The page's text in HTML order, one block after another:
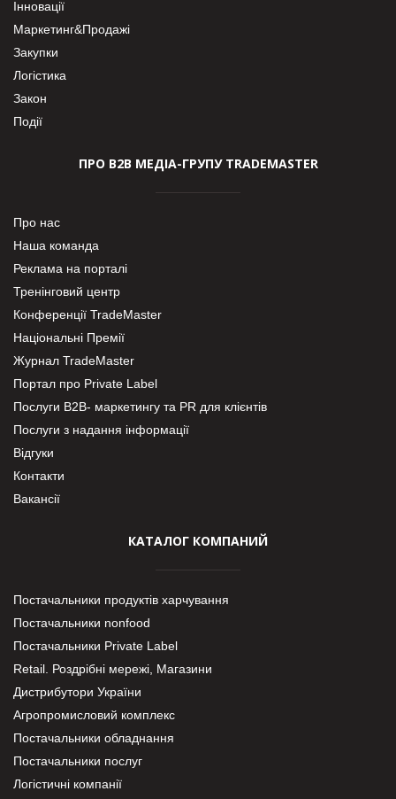
Інновації
Маркетинг&Продажі
Закупки
Логістика
Закон
Події
ПРО В2В МЕДІА-ГРУПУ TRADEMASTER
Про нас
Наша команда
Реклама на порталі
Тренінговий центр
Конференції TradeMaster
Національні Премії
Журнал TradeMaster
Портал про Private Label
Послуги В2В- маркетингу та PR для клієнтів
Послуги з надання інформації
Відгуки
Контакти
Вакансії
КАТАЛОГ КОМПАНИЙ
Постачальники продуктів харчування
Постачальники nonfood
Постачальники Private Label
Retail. Роздрібні мережі, Магазини
Дистрибутори України
Агропромисловий комплекс
Постачальники обладнання
Постачальники послуг
Логістичні компанії